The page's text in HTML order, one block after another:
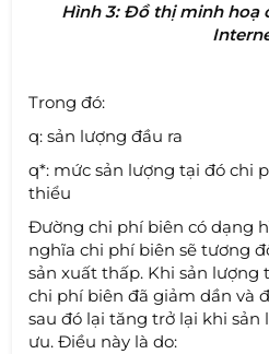
Hình 3: Đồ thị minh hoạ
Trong đó:
q: sản lượng đầu ra
q*: mức sản lượng tại đó chi
thiểu
Đường chi phí biên có dạng
nghĩa chi phí biên sẽ tương
sản xuất thấp. Khi sản lượng
chi phí biên đã giảm dần và
sau đó lại tăng trở lại khi
ưu. Điều này là do: